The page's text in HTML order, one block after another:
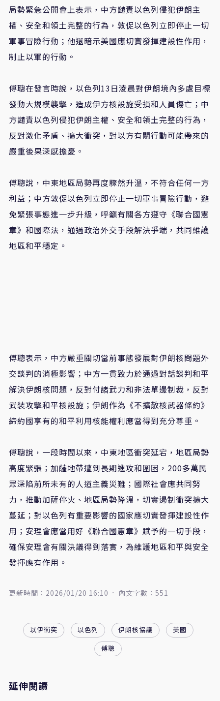
局勢緊急公開會上表示，中方譴責以色列侵犯伊朗主
權、安全和領土完整的行為，敦促以色列立即停止一切
軍事冒險行動；他還暗示美國應切實發揮建設性作用，
制止以軍的行動。
傅聰在發言時說，以色列13日淩晨對伊朗境內多處目標
發動大規模襲擊，造成伊方核設施受損和人員傷亡；中
方譴責以色列侵犯伊朗主權、安全和領土完整的行為，
反對激化矛盾、擴大衝突，對以方有關行動可能帶來的
嚴重後果深感擔憂。
傅聰說，中東地區局勢再度驟然升溫，不符合任何一方
利益；中方敦促以色列立即停止一切軍事冒險行動，避
免緊張事態進一步升級，呼籲有關各方遵守《聯合國憲
章》和國際法，通過政治外交手段解決爭端，共同維護
地區和平穩定。
傅聰表示，中方嚴重關切當前事態發展對伊朗核問題外
交談判的消極影響；中方一貫致力於通過對話談判和平
解決伊朗核問題，反對付諸武力和非法單邊制裁，反對
武裝攻擊和平核設施；伊朗作為《不擴散核武器條約》
締約國享有的和平利用核能權利應當得到充分尊重。
傅聰說，一段時間以來，中東地區衝突延宕，地區局勢
高度緊張；加薩地帶遭到長期進攻和圍困，200多萬民
眾深陷前所未有的人道主義災難；國際社會應共同努
力，推動加薩停火、地區局勢降溫，切實遏制衝突擴大
蔓延；對以色列有重要影響的國家應切實發揮建設性作
用；安理會應當用好《聯合國憲章》賦予的一切手段，
確保安理會有關決議得到落實，為維護地區和平與安全
發揮應有作用。
更新時間：2026/01/20 16:10 內文字數：551
以伊衝突 以色列 伊朗核協議
美國
傅聰
延伸閱讀